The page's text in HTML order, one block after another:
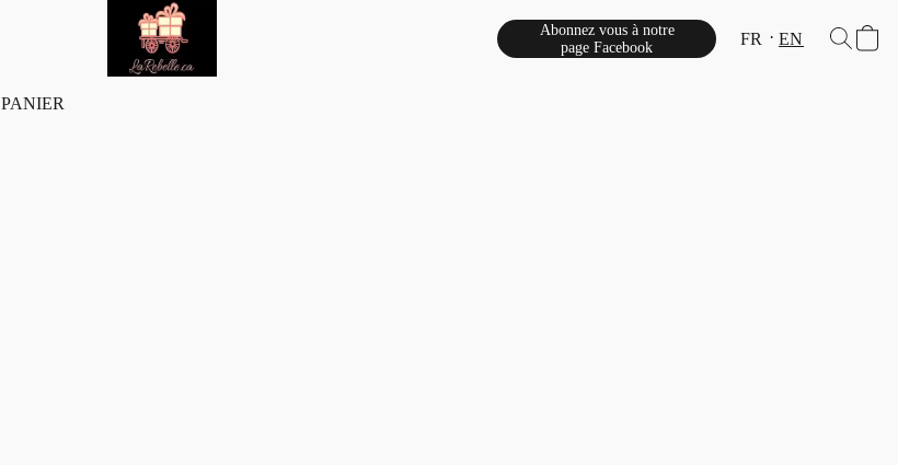
Abonnez vous à notre
page Facebook
FR EN
PANIER